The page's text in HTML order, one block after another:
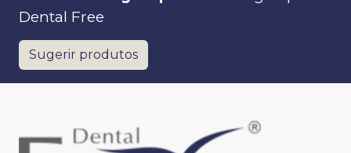
Dental Free
Sugerir produtos